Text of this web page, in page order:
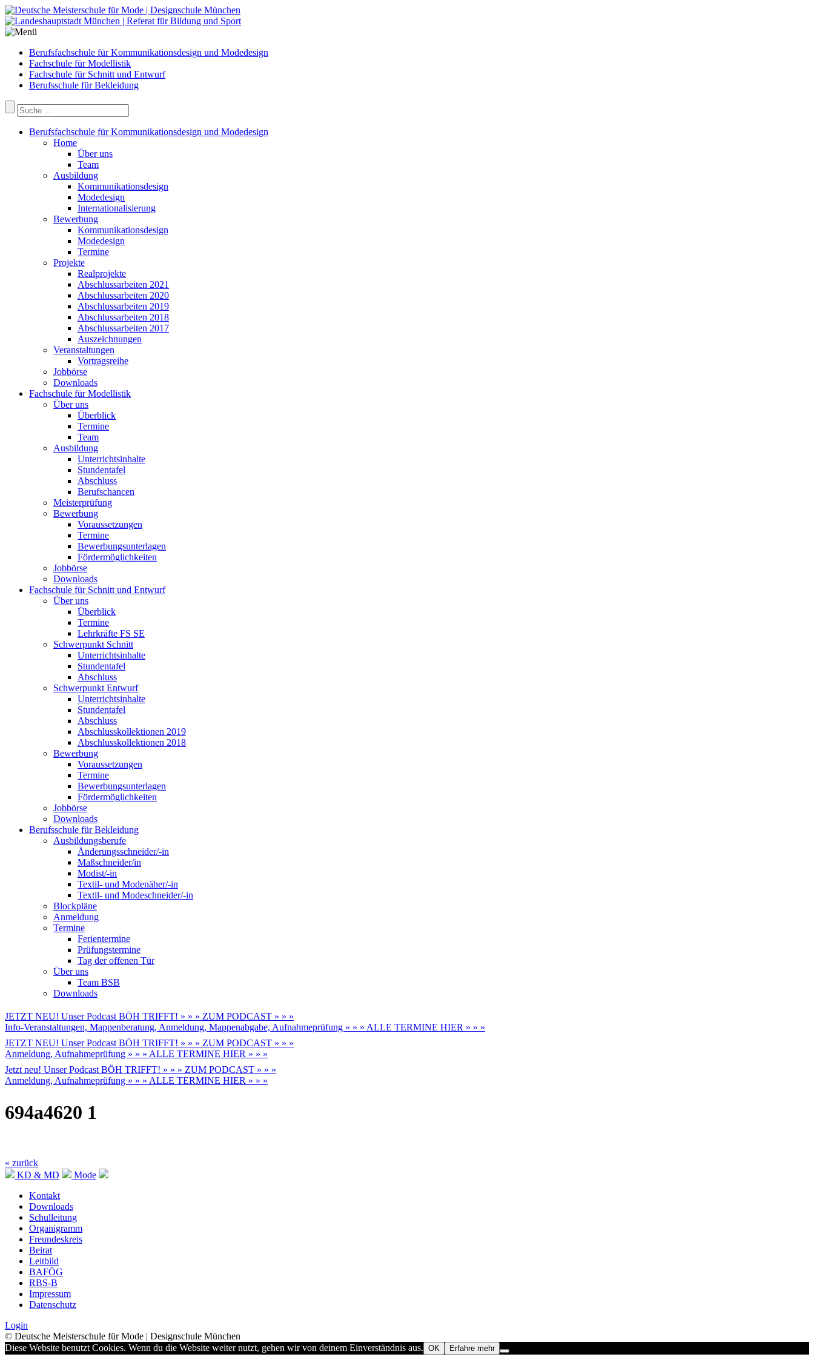
Berufsfachschule für Kommunikationsdesign und Modedesign
Fachschule für Modellistik
Fachschule für Schnitt und Entwurf
Berufsschule für Bekleidung
Berufsfachschule für Kommunikationsdesign und Modedesign
Home
Über uns
Team
Ausbildung
Kommunikationsdesign
Modedesign
Internationalisierung
Bewerbung
Kommunikationsdesign
Modedesign
Termine
Projekte
Realprojekte
Abschlussarbeiten 2021
Abschlussarbeiten 2020
Abschlussarbeiten 2019
Abschlussarbeiten 2018
Abschlussarbeiten 2017
Auszeichnungen
Veranstaltungen
Vortragsreihe
Jobbörse
Downloads
Fachschule für Modellistik
Über uns
Überblick
Termine
Team
Ausbildung
Unterrichtsinhalte
Stundentafel
Abschluss
Berufschancen
Meisterprüfung
Bewerbung
Voraussetzungen
Termine
Bewerbungsunterlagen
Fördermöglichkeiten
Jobbörse
Downloads
Fachschule für Schnitt und Entwurf
Über uns
Überblick
Termine
Lehrkräfte FS SE
Schwerpunkt Schnitt
Unterrichtsinhalte
Stundentafel
Abschluss
Schwerpunkt Entwurf
Unterrichtsinhalte
Stundentafel
Abschluss
Abschlusskollektionen 2019
Abschlusskollektionen 2018
Bewerbung
Voraussetzungen
Termine
Bewerbungsunterlagen
Fördermöglichkeiten
Jobbörse
Downloads
Berufsschule für Bekleidung
Ausbildungsberufe
Änderungsschneider/-in
Maßschneider/in
Modist/-in
Textil- und Modenäher/-in
Textil- und Modeschneider/-in
Blockpläne
Anmeldung
Termine
Ferientermine
Prüfungstermine
Tag der offenen Tür
Über uns
Team BSB
Downloads
JETZT NEU! Unser Podcast BÖH TRIFFT! » » » ZUM PODCAST » » »
Info-Veranstaltungen, Mappenberatung, Anmeldung, Mappenabgabe, Aufnahmeprüfung » » » ALLE TERMINE HIER » » »
JETZT NEU! Unser Podcast BÖH TRIFFT! » » » ZUM PODCAST » » »
Anmeldung, Aufnahmeprüfung » » » ALLE TERMINE HIER » » »
Jetzt neu! Unser Podcast BÖH TRIFFT! » » » ZUM PODCAST » » »
Anmeldung, Aufnahmeprüfung » » » ALLE TERMINE HIER » » »
694a4620 1
« zurück
KD & MD
Mode
Kontakt
Downloads
Schulleitung
Organigramm
Freundeskreis
Beirat
Leitbild
BAFÖG
RBS-B
Impressum
Datenschutz
Login
© Deutsche Meisterschule für Mode | Designschule München
Diese Website benutzt Cookies. Wenn du die Website weiter nutzt, gehen wir von deinem Einverständnis aus. OK Erfahre mehr